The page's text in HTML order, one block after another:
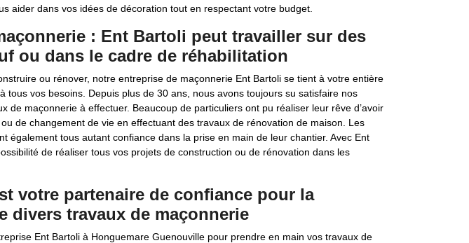
aider dans vos idées de décoration tout en respectant votre budget.
: Ent Bartoli peut travailler sur des
ou dans le cadre de réhabilitation
ou rénover, notre entreprise de maçonnerie Ent Bartoli se tient à votre entière
tous vos besoins. Depuis plus de 30 ans, nous avons toujours su satisfaire nos
de maçonnerie à effectuer. Beaucoup de particuliers ont pu réaliser leur rêve d’avoir
de changement de vie en effectuant des travaux de rénovation de maison. Les
également tous autant confiance dans la prise en main de leur chantier. Avec Ent
de réaliser tous vos projets de construction ou de rénovation dans les
votre partenaire de confiance pour la
divers travaux de maçonnerie
Ent Bartoli à Honguemare Guenouville pour prendre en main vos travaux de